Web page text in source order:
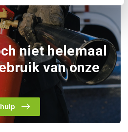
niet helemaal
van onze